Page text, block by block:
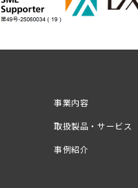
事業内容
取扱製品・サービス
事例紹介